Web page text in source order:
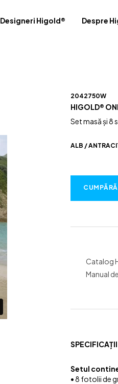
Designeri Higold® Despre
2042750W
HIGOLD®
Set masă și 8
ALB /
Catalog
Manual
SPECIFICAȚII
Setul
• 8 fotolii de